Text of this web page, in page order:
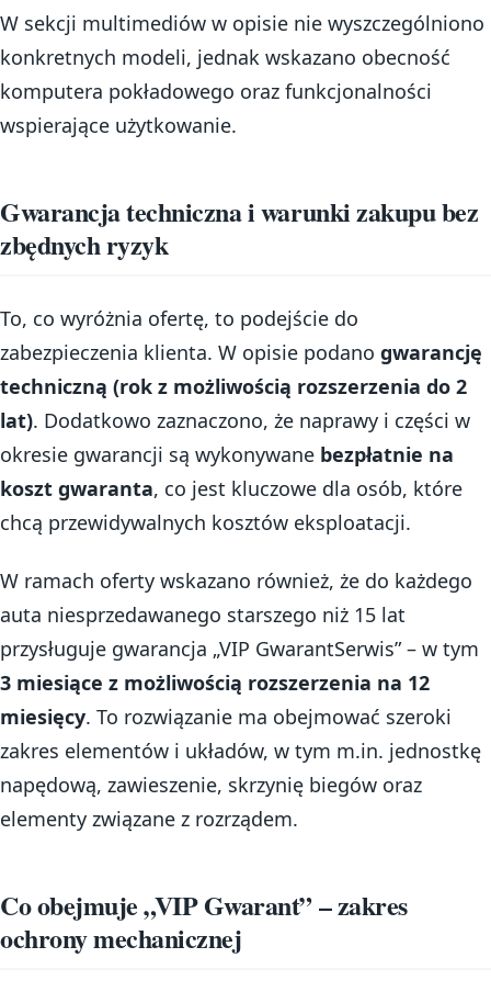
W sekcji multimediów w opisie nie wyszczególniono
konkretnych modeli, jednak wskazano obecność
komputera pokładowego oraz funkcjonalności
wspierające użytkowanie.
Gwarancja techniczna i warunki zakupu bez
zbędnych ryzyk
To, co wyróżnia ofertę, to podejście do
zabezpieczenia klienta. W opisie podano gwarancję
techniczną (rok z możliwością rozszerzenia do 2
lat). Dodatkowo zaznaczono, że naprawy i części w
okresie gwarancji są wykonywane bezpłatnie na
koszt gwaranta, co jest kluczowe dla osób, które
chcą przewidywalnych kosztów eksploatacji.
W ramach oferty wskazano również, że do każdego
auta niesprzedawanego starszego niż 15 lat
przysługuje gwarancja „VIP GwarantSerwis” – w tym
3 miesiące z możliwością rozszerzenia na 12
miesięcy. To rozwiązanie ma obejmować szeroki
zakres elementów i układów, w tym m.in. jednostkę
napędową, zawieszenie, skrzynię biegów oraz
elementy związane z rozrządem.
Co obejmuje „VIP Gwarant” – zakres
ochrony mechanicznej